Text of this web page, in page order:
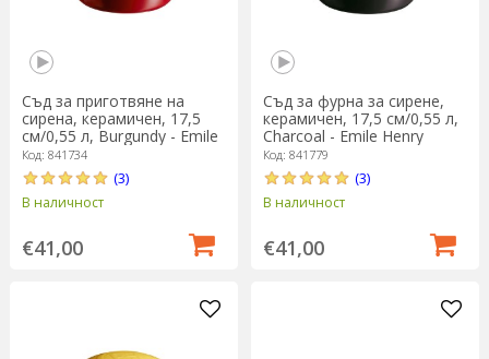
Съд за приготвяне на
сирена, керамичен, 17,5
см/0,55 л, Burgundy - Emile
Henry
Код: 841734
(3)
В наличност
€41,00
Съд за фурна за сирене,
керамичен, 17,5 см/0,55 л,
Charcoal - Emile Henry
Код: 841779
(3)
В наличност
€41,00